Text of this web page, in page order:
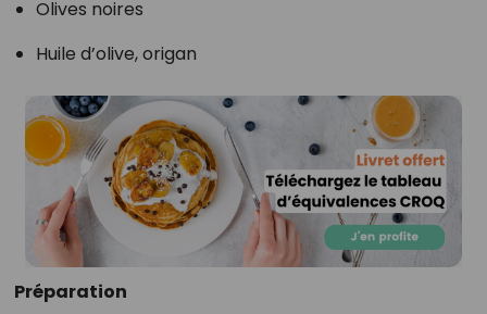
Olives noires
Huile d’olive, origan
Préparation